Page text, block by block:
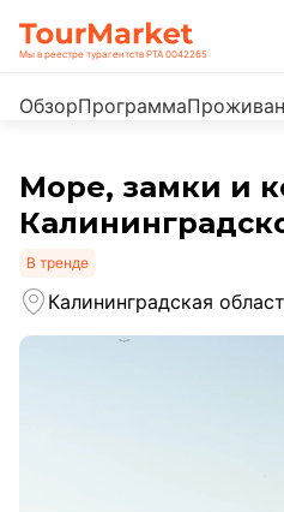
Мы в реестре турагентств РТА 0042265
ОбзорПрограмма
Море, замки и
В тренде
Калининградская